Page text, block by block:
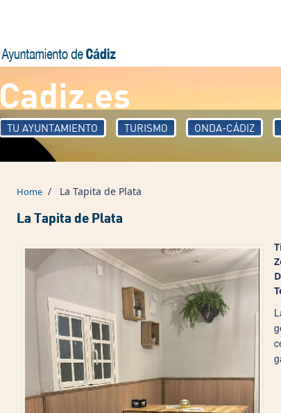
Cadiz.es
TU AYUNTAMIENTO TURISMO ONDA-CÁDIZ
Home / La Tapita de Plata
La Tapita de Plata